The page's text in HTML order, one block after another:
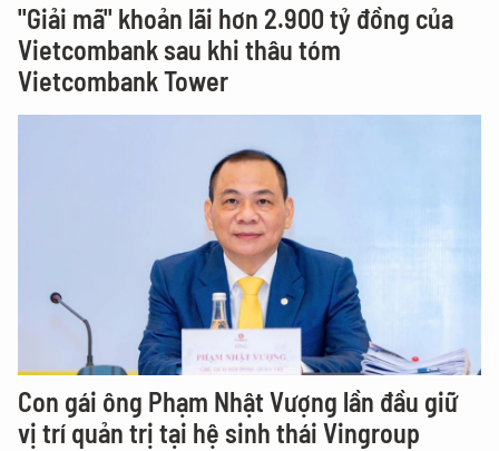
"Giải mã" khoản lãi hơn 2.900 tỷ đồng của
Vietcombank sau khi thâu tóm
Vietcombank Tower
Con gái ông Phạm Nhật Vượng lần đầu giữ
vị trí quản trị tại hệ sinh thái Vingroup